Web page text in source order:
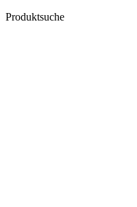
Produktsuche